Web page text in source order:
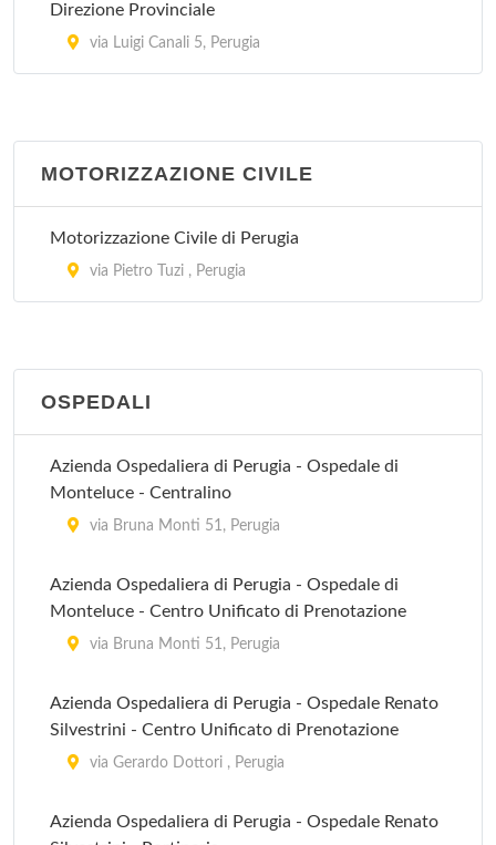
Guardia Medica - Perugia
piazzale Europa , Perugia
via San Bernardino da Siena , Assisi
Direzione Provinciale
via Luigi Canali 5, Perugia
MOTORIZZAZIONE CIVILE
Motorizzazione Civile di Perugia
via Pietro Tuzi , Perugia
OSPEDALI
Azienda Ospedaliera di Perugia - Ospedale di
Monteluce - Centralino
via Bruna Monti 51, Perugia
Azienda Ospedaliera di Perugia - Ospedale di
Monteluce - Centro Unificato di Prenotazione
via Bruna Monti 51, Perugia
Azienda Ospedaliera di Perugia - Ospedale Renato
Silvestrini - Centro Unificato di Prenotazione
via Gerardo Dottori , Perugia
Azienda Ospedaliera di Perugia - Ospedale Renato